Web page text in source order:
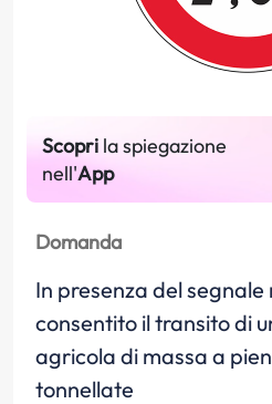
Scopri la spiegazione
nell'App
Domanda
In presenza del
consentito il transito di
agricola di massa a
tonnellate